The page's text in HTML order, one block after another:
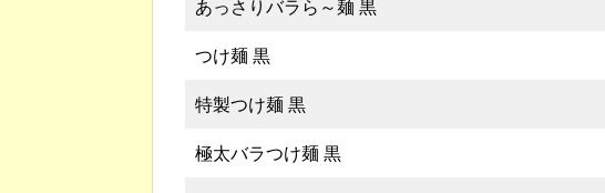
あっさりバラら～麺 黒
つけ麺 黒
特製つけ麺 黒
極太バラつけ麺 黒